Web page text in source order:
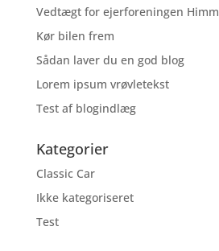
Vedtægt for ejerforeningen
Kør bilen frem
Sådan laver du en god blog
Lorem ipsum vrøvletekst
Test af blogindlæg
Kategorier
Classic Car
Ikke kategoriseret
Test